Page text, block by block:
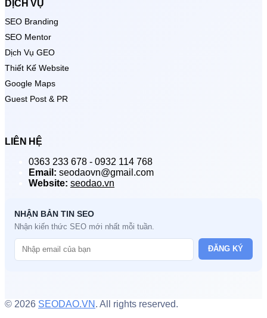
DỊCH VỤ
SEO Branding
SEO Mentor
Dịch Vụ GEO
Thiết Kế Website
Google Maps
Guest Post & PR
LIÊN HỆ
0363 233 678 - 0932 114 768
Email: seodaovn@gmail.com
Website: seodao.vn
NHẬN BẢN TIN SEO
Nhận kiến thức SEO mới nhất mỗi tuần.
ĐĂNG KÝ
© 2026 SEODAO.VN . All rights reserved.